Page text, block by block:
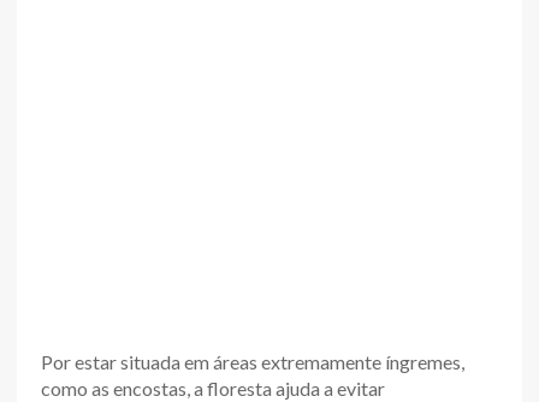
Por estar situada em áreas extremamente íngremes,
como as encostas, a floresta ajuda a evitar